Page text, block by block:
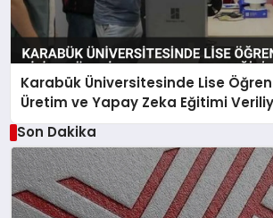
Karabük Üniversitesinde Lise
Üretim ve Yapay Zeka Eğitimi
Son Dakika